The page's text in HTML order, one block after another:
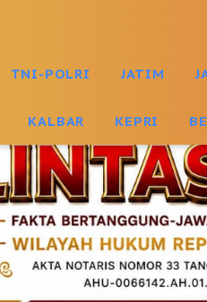
TNI-POLRI JATIM
KALBAR KEPRI